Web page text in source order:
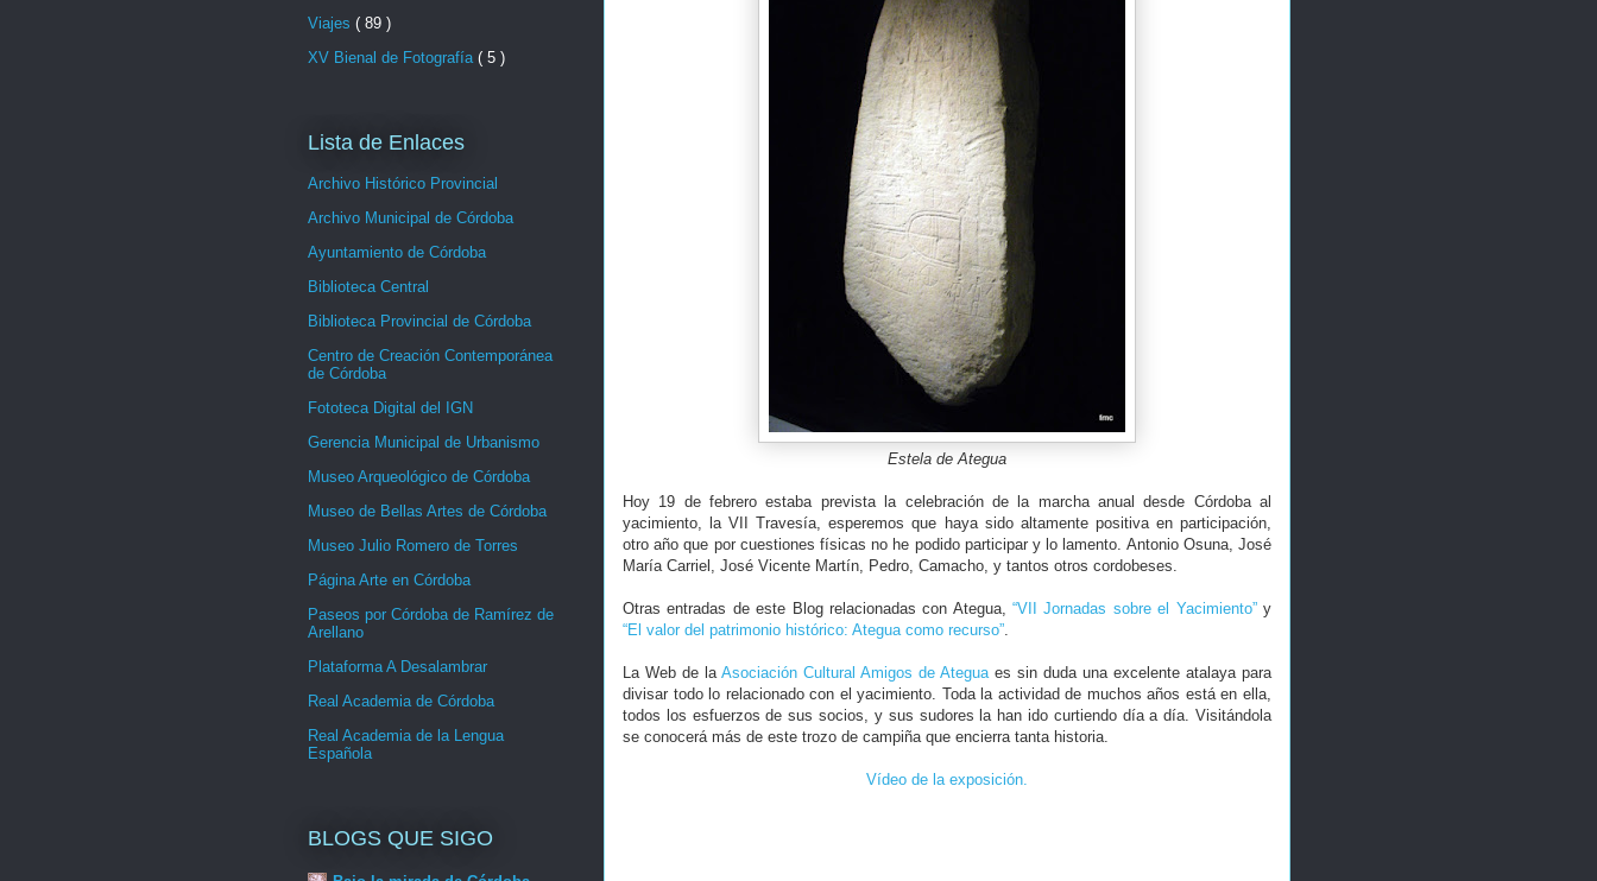
Estela de Ategua
Hoy 19 de febrero estaba prevista la celebración de la marcha anual desde Córdoba al
yacimiento, la VII Travesía, esperemos que haya sido altamente positiva en participación,
otro año que por cuestiones físicas no he podido participar y lo lamento. Antonio Osuna, José
María Carriel, José Vicente Martín, Pedro, Camacho, y tantos otros cordobeses.
Otras entradas de este Blog relacionadas con Ategua,“VII Jornadas sobre el Yacimiento”y
“El valor del patrimonio histórico: Ategua como recurso”.
La Web de la Asociación Cultural Amigos de Ateguaes sin duda una excelente atalaya para
divisar todo lo relacionado con el yacimiento. Toda la actividad de muchos años está en ella,
todos los esfuerzos de sus socios, y sus sudores la han ido curtiendo día a día. Visitándola
se conocerá más de este trozo de campiña que encierra tanta historia.
Vídeo de la exposición.
Viajes ( 89 )
XV Bienal de Fotografía ( 5 )
Lista de Enlaces
Archivo Histórico Provincial
Archivo Municipal de Córdoba
Ayuntamiento de Córdoba
Biblioteca Central
Biblioteca Provincial de Córdoba
Centro de Creación Contemporánea
de Córdoba
Fototeca Digital del IGN
Gerencia Municipal de Urbanismo
Museo Arqueológico de Córdoba
Museo de Bellas Artes de Córdoba
Museo Julio Romero de Torres
Página Arte en Córdoba
Paseos por Córdoba de Ramírez de
Arellano
Plataforma A Desalambrar
Real Academia de Córdoba
Real Academia de la Lengua
Española
BLOGS QUE SIGO